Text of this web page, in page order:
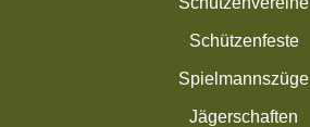
Schützenfeste
Spielmannszüge
Jägerschaften